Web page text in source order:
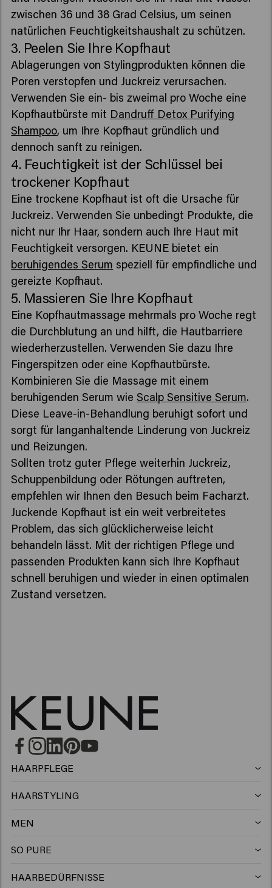
zwischen 36 und 38 Grad Celsius, um seinen
natürlichen Feuchtigkeitshaushalt zu schützen.
3. Peelen Sie Ihre Kopfhaut
Ablagerungen von Stylingprodukten können die
Poren verstopfen und Juckreiz verursachen.
Verwenden Sie ein- bis zweimal pro Woche eine
Kopfhautbürste mit Dandruff Detox Purifying
Shampoo, um Ihre Kopfhaut gründlich und
dennoch sanft zu reinigen.
4. Feuchtigkeit ist der Schlüssel bei
trockener Kopfhaut
Eine trockene Kopfhaut ist oft die Ursache für
Juckreiz. Verwenden Sie unbedingt Produkte, die
nicht nur Ihr Haar, sondern auch Ihre Haut mit
Feuchtigkeit versorgen. KEUNE bietet ein
beruhigendes Serum speziell für empfindliche und
gereizte Kopfhaut.
5. Massieren Sie Ihre Kopfhaut
Eine Kopfhautmassage mehrmals pro Woche regt
die Durchblutung an und hilft, die Hautbarriere
wiederherzustellen. Verwenden Sie dazu Ihre
Fingerspitzen oder eine Kopfhautbürste.
Kombinieren Sie die Massage mit einem
beruhigenden Serum wieScalp Sensitive Serum.
Diese Leave-in-Behandlung beruhigt sofort und
sorgt für langanhaltende Linderung von Juckreiz
und Reizungen.
Sollten trotz guter Pflege weiterhin Juckreiz,
Schuppenbildung oder Rötungen auftreten,
empfehlen wir Ihnen den Besuch beim Facharzt.
Juckende Kopfhaut ist ein weit verbreitetes
Problem, das sich glücklicherweise leicht
behandeln lässt. Mit der richtigen Pflege und
passenden Produkten kann sich Ihre Kopfhaut
schnell beruhigen und wieder in einen optimalen
Zustand versetzen.
HAARPFLEGE
Conditioner
HAARSTYLING
MEN
Conditioner
SO PURE
HAARBEDÜRFNISSE